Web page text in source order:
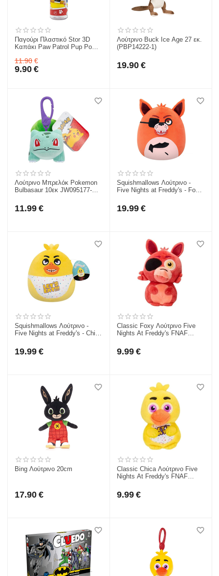
Παγούρι Πλαστικό Stor 3D
Καπάκι Paw Patrol Pup Power
11.90 €
9.90 €
Λούτρινο Buck Ice Age 27 εκ.
(PBP14222-1)
19.90 €
Λούτρινο Μπρελόκ Pokemon
Bulbasaur 10εκ JW095177-
11.99 €
Squishmallows Λούτρινο -
Five Nights at Freddy's - Foxy
19.99 €
Squishmallows Λούτρινο -
Five Nights at Freddy's - Chica
19.99 €
Classic Foxy Λούτρινο Five
Nights At Freddy's FNAF
JWFF0045-5
9.99 €
Bing Λούτρινο 20cm
17.90 €
Classic Chica Λούτρινο Five
Nights At Freddy's FNAF
JWFF0045
9.99 €